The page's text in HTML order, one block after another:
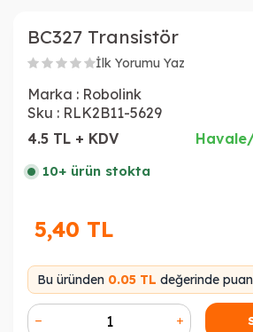
BC327 Transistör
İlk Yorumu Yaz
Marka : Robolink
Sku : RLK2B11-5629
4.5 TL + KDV
10+ ürün stokta
5,40 TL
Bu üründen 0.05 TL değerinde puan